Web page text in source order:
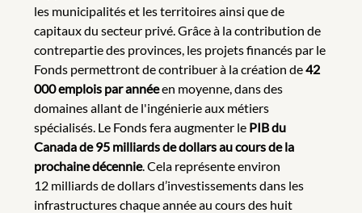
les municipalités et les territoires ainsi que de
capitaux du secteur privé. Grâce à la contribution de
contrepartie des provinces, les projets financés par le
Fonds permettront de contribuer à la création de42
000 emplois par annéeen moyenne, dans des
domaines allant de l'ingénierie aux métiers
spécialisés. Le Fonds fera augmenter le PIB du
Canada de 95 milliards de dollars au cours de la
prochaine décennie. Cela représente environ
12 milliards de dollars d’investissements dans les
infrastructures chaque année au cours des huit